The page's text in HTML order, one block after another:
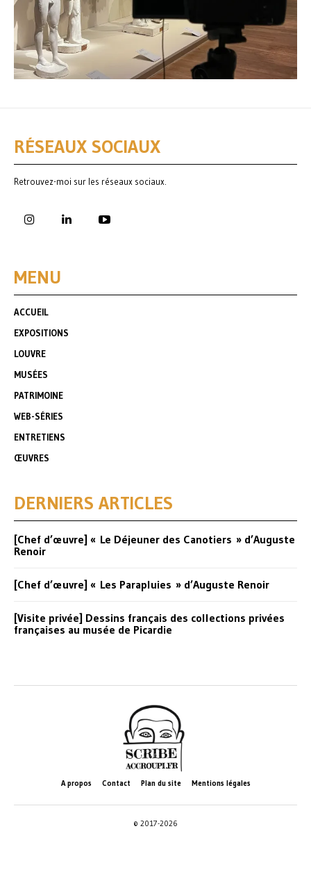
RÉSEAUX SOCIAUX
Retrouvez-moi sur les réseaux sociaux.
MENU
ACCUEIL
EXPOSITIONS
LOUVRE
MUSÉES
PATRIMOINE
WEB-SÉRIES
ENTRETIENS
ŒUVRES
DERNIERS ARTICLES
[Chef d’œuvre] « Le Déjeuner des Canotiers » d’Auguste
Renoir
[Chef d’œuvre] « Les Parapluies » d’Auguste Renoir
[Visite privée] Dessins français des collections privées
françaises au musée de Picardie
A propos Contact Plan du site Mentions légales
© 2017-2026